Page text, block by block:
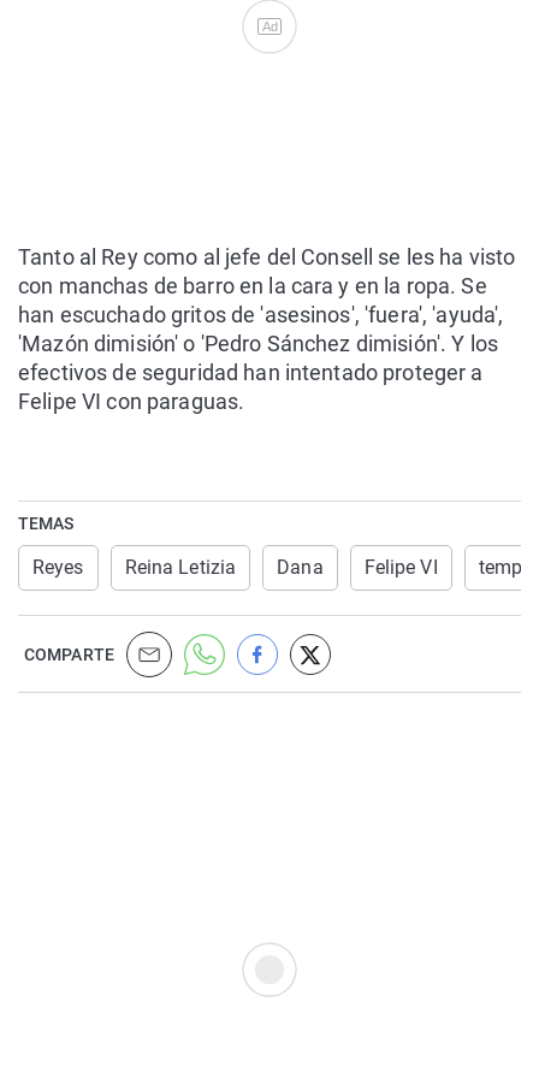
Ad
Tanto al Rey como al jefe del Consell se les ha visto
con manchas de barro en la cara y en la ropa. Se
han escuchado gritos de 'asesinos', 'fuera', 'ayuda',
'Mazón dimisión' o 'Pedro Sánchez dimisión'. Y los
efectivos de seguridad han intentado proteger a
Felipe VI con paraguas.
TEMAS
Reyes Reina Letizia Dana Felipe VI
COMPARTE